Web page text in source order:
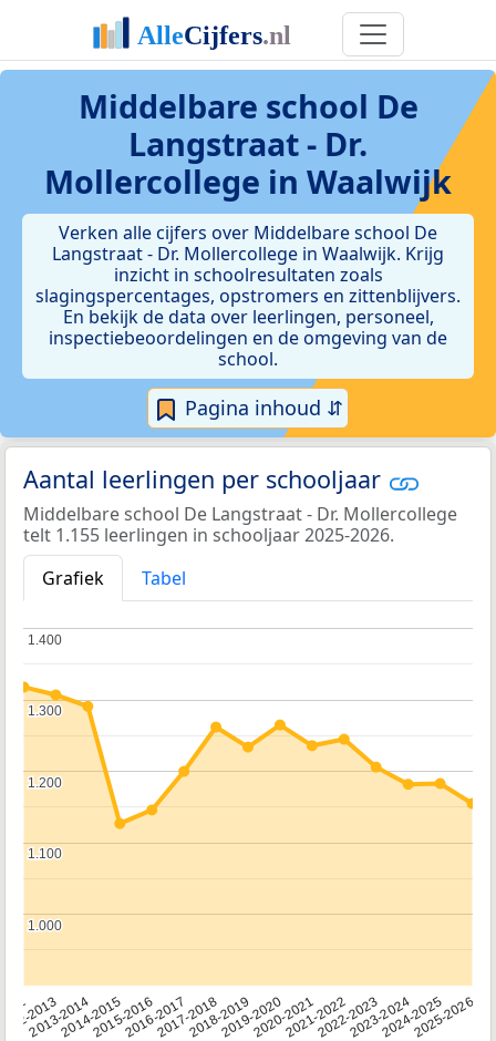
Middelbare school De
Langstraat - Dr.
Mollercollege in Waalwijk
Verken alle cijfers over Middelbare school De
Langstraat - Dr. Mollercollege in Waalwijk. Krijg
inzicht in schoolresultaten zoals
slagingspercentages, opstromers en zittenblijvers.
En bekijk de data over leerlingen, personeel,
inspectiebeoordelingen en de omgeving van de
school.
Pagina inhoud ⇵
Aantal leerlingen per schooljaar
Middelbare school De Langstraat - Dr. Mollercollege
telt 1.155 leerlingen in schooljaar 2025-2026.
Grafiek
Tabel
2013
2013-20142014-20152015-20162016-20172017-20182018-20192019-20202020-20212021-20222022-20232023-20242024-2025
2025-2026
1.000
1.000
1.100
1.100
1.200
1.200
1.300
1.300
1.400
1.400